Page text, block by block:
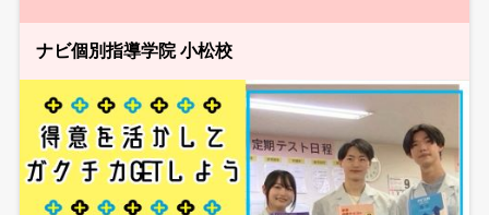
ナビ個別指導学院 小松校